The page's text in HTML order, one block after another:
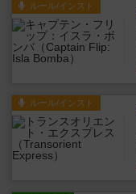
ルール/インスト
ルール/インスト